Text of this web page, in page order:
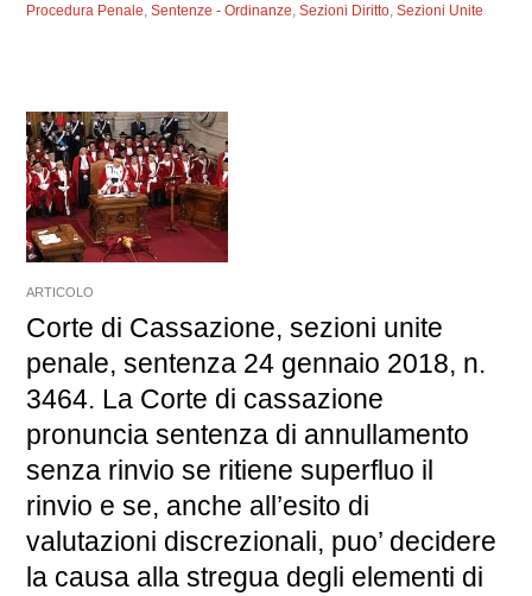
Procedura Penale ,Sentenze - Ordinanze ,Sezioni Diritto ,Sezioni Unite
ARTICOLO
Corte di Cassazione, sezioni unite
penale, sentenza 24 gennaio 2018, n.
3464. La Corte di cassazione
pronuncia sentenza di annullamento
senza rinvio se ritiene superfluo il
rinvio e se, anche all’esito di
valutazioni discrezionali, puo’ decidere
la causa alla stregua degli elementi di